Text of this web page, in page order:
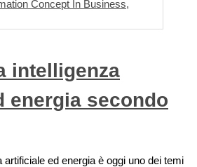
intelligenza
energia secondo
artificiale ed energia è oggi uno dei temi